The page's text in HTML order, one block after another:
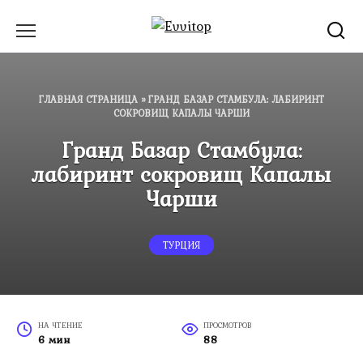
содержанию
ГЛАВНАЯ СТРАНИЦА »ГРАНД БАЗАР СТАМБУЛА: ЛАБИРИНТ
СОКРОВИЩ КАПАЛЫ ЧАРШИ
Гранд Базар Стамбула:
лабиринт сокровищ Капалы
Чарши
ТУРЦИЯ
НА ЧТЕНИЕ
6 мин
ПРОСМОТРОВ
88